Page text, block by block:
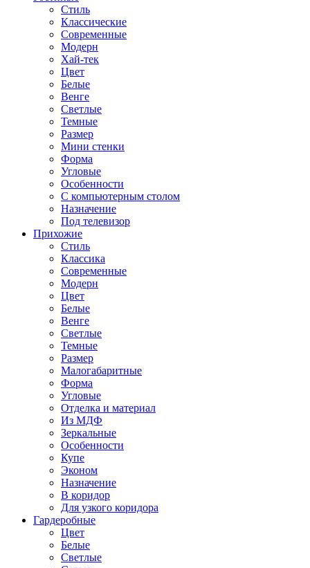
Стиль
Классические
Современные
Модерн
Хай-тек
Цвет
Белые
Венге
Светлые
Темные
Размер
Мини стенки
Форма
Угловые
Особенности
С компьютерным столом
Назначение
Под телевизор
Прихожие
Стиль
Классика
Современные
Модерн
Цвет
Белые
Венге
Светлые
Темные
Размер
Малогабаритные
Форма
Угловые
Отделка и материал
Из МДФ
Зеркальные
Особенности
Купе
Эконом
Назначение
В коридор
Для узкого коридора
Гардеробные
Цвет
Белые
Светлые